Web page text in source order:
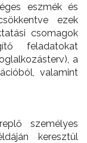
eszmék és
ezek
csomagok
feladatokat
a
valamint
személyes
keresztül